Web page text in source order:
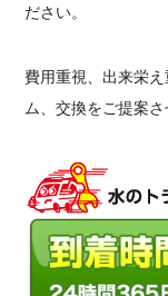
ださい。
費用重視、出来栄
ム、交換をご提案さ